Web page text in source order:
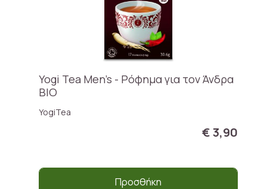
Yogi Tea Μen’s - Ρόφημα για τον Άνδρα
BIO
YogiTea
€ 3,90
Προσθήκη